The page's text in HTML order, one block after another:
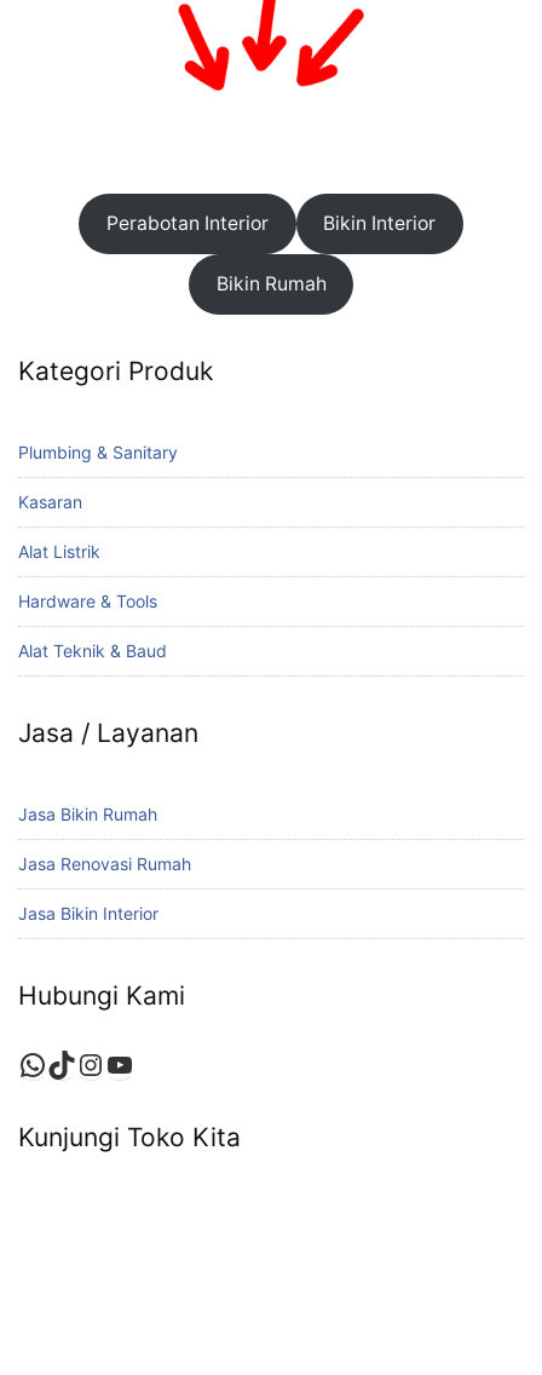
Perabotan Interior Bikin Interior
Bikin Rumah
Kategori Produk
Plumbing & Sanitary
Kasaran
Alat Listrik
Hardware & Tools
Alat Teknik & Baud
Jasa / Layanan
Jasa Bikin Rumah
Jasa Renovasi Rumah
Jasa Bikin Interior
Hubungi Kami
WhatsApp
TikTok
Instagram
YouTube
Kunjungi Toko Kita